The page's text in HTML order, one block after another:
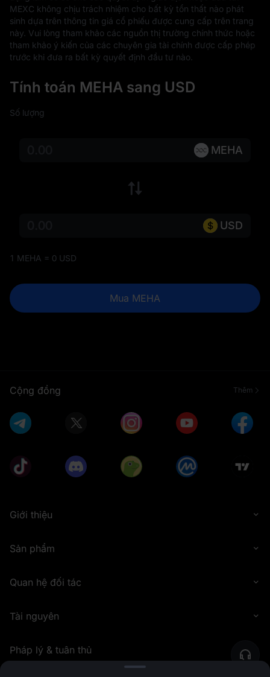
MEXC không chịu trách nhiệm cho bất kỳ tổn thất nào phát
sinh dựa trên thông tin giá cổ phiếu được cung cấp trên trang
này. Vui lòng tham khảo các nguồn thị trường chính thức hoặc
tham khảo ý kiến của các chuyên gia tài chính được cấp phép
trước khi đưa ra bất kỳ quyết định đầu tư nào.
Tính toán MEHA sang USD
Số lượng
MEHA
USD
1 MEHA = 0 USD
Mua MEHA
Cộng đồng Thêm
Giới thiệu
Sản phẩm
Quan hệ đối tác
Tài nguyên
Pháp lý & tuân thủ